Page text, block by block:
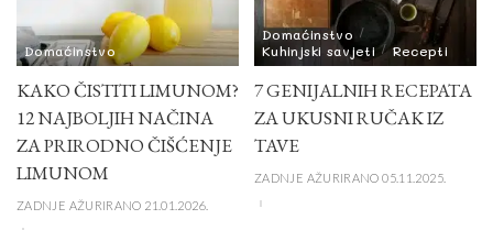
Domaćinstvo
KAKO ČISTITI LIMUNOM?
12 NAJBOLJIH NAČINA
ZA PRIRODNO ČIŠĆENJE
LIMUNOM
ZADNJE AŽURIRANO 21.01.2026.
Domaćinstvo
Kuhinjski savjeti
Recepti
7 GENIJALNIH RECEPATA
ZA UKUSNI RUČAK IZ
TAVE
ZADNJE AŽURIRANO 05.11.2025.